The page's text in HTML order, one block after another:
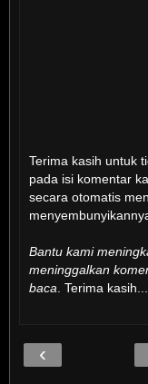
Terima kasih untuk
pada isi komentar
secara otomatis
Bantu kami
meninggalkan
baca. Terima kasih...
‹